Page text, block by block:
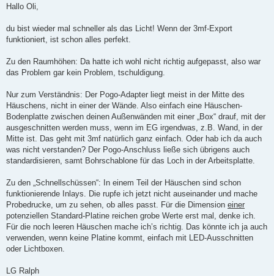
i
a
Hallo Oli,
du bist wieder mal schneller als das Licht! Wenn der 3mf-Export
funktioniert, ist schon alles perfekt.
Zu den Raumhöhen: Da hatte ich wohl nicht richtig aufgepasst, also war
das Problem gar kein Problem, tschuldigung.
Nur zum Verständnis: Der Pogo-Adapter liegt meist in der Mitte des
Häuschens, nicht in einer der Wände. Also einfach eine Häuschen-
Bodenplatte zwischen deinen Außenwänden mit einer „Box“ drauf, mit der
ausgeschnitten werden muss, wenn im EG irgendwas, z.B. Wand, in der
Mitte ist. Das geht mit 3mf natürlich ganz einfach. Oder hab ich da auch
was nicht verstanden? Der Pogo-Anschluss ließe sich übrigens auch
standardisieren, samt Bohrschablone für das Loch in der Arbeitsplatte.
Zu den „Schnellschüssen“: In einem Teil der Häuschen sind schon
funktionierende Inlays. Die rupfe ich jetzt nicht auseinander und mache
Probedrucke, um zu sehen, ob alles passt. Für die Dimension einer
potenziellen Standard-Platine reichen grobe Werte erst mal, denke ich.
Für die noch leeren Häuschen mache ich’s richtig. Das könnte ich ja auch
verwenden, wenn keine Platine kommt, einfach mit LED-Ausschnitten
oder Lichtboxen.
LG Ralph